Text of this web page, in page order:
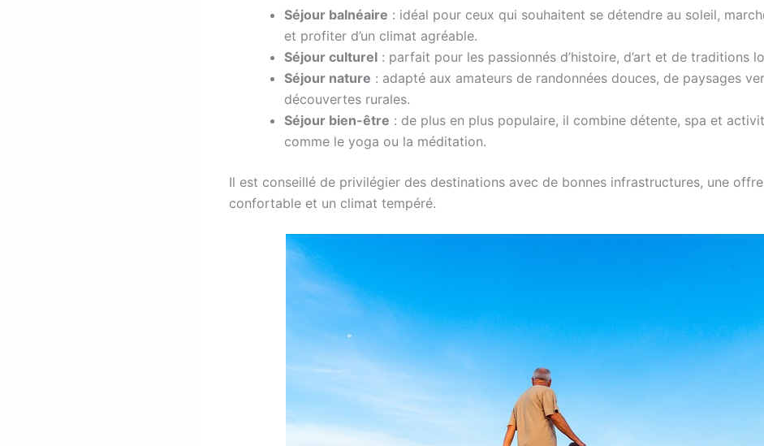
Séjour balnéaire : idéal pour ceux qui souhaitent se détendre au soleil,
et profiter d’un climat agréable.
Séjour culturel : parfait pour les passionnés d’histoire, d’art et de traditions
Séjour nature : adapté aux amateurs de randonnées douces, de paysages
découvertes rurales.
Séjour bien-être : de plus en plus populaire, il combine détente, spa et
comme le yoga ou la méditation.
Il est conseillé de privilégier des destinations avec de bonnes infrastructures, une offre
confortable et un climat tempéré.